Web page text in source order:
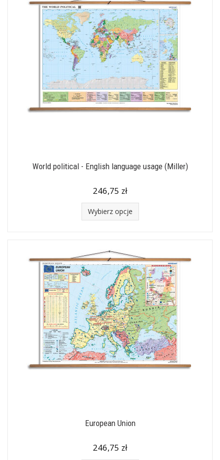
World political - English language usage (Miller)
246,75 zł
Wybierz opcje
European Union
246,75 zł